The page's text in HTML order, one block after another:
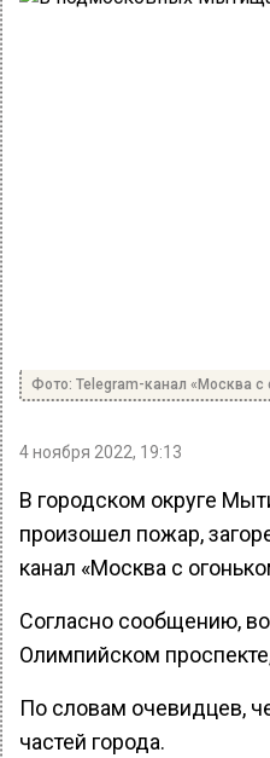
Фото: Telegram-канал «Москва с
4 ноября 2022, 19:13
В городском округе
произошел пожар,
канал «Москва с
Согласно сообщению,
Олимпийском
По словам очевидцев,
частей города.